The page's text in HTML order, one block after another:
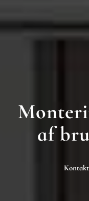
af
Kontakt